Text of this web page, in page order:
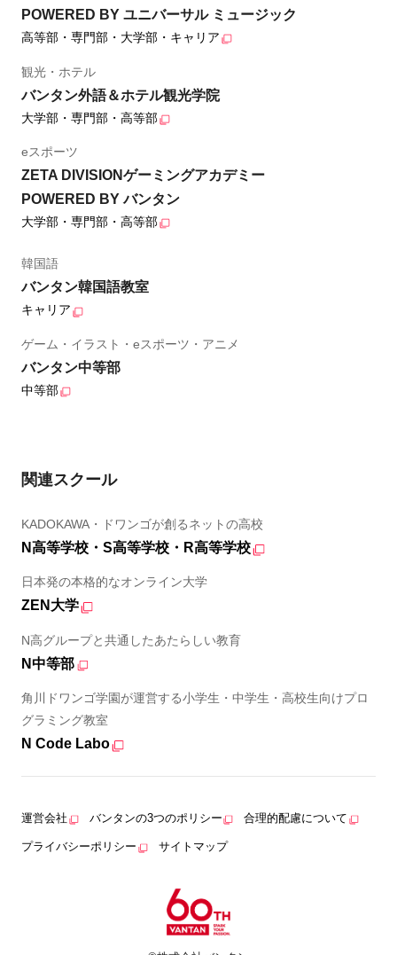
POWERED BY ユニバーサル ミュージック
高等部・専門部・大学部・キャリア
観光・ホテル
バンタン外語＆ホテル観光学院
大学部・専門部・高等部
eスポーツ
ZETA DIVISIONゲーミングアカデミー
POWERED BY バンタン
大学部・専門部・高等部
韓国語
バンタン韓国語教室
キャリア
ゲーム・イラスト・eスポーツ・アニメ
バンタン中等部
中等部
関連スクール
KADOKAWA・ドワンゴが創るネットの高校
N高等学校・S高等学校・R高等学校
日本発の本格的なオンライン大学
ZEN大学
N高グループと共通したあたらしい教育
N中等部
角川ドワンゴ学園が運営する小学生・中学生・高校生向けプロ
グラミング教室
N Code Labo
運営会社 バンタンの3つのポリシー 合理的配慮について
プライバシーポリシー サイトマップ